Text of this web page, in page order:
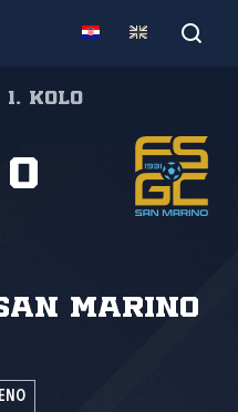
1. kolo
Marino
0